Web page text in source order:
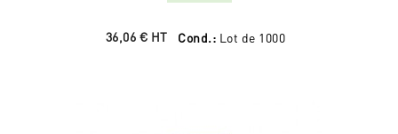
36,06 € HT Cond.: Lot de 1000